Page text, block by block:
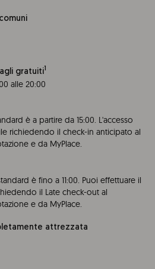
gratuiti1
alle 20:00
è a partire da 15:00. L'accesso
richiedendo il check-in anticipato al
e da MyPlace.
è fino a 11:00. Puoi effettuare il
il Late check-out al
e da MyPlace.
attrezzata